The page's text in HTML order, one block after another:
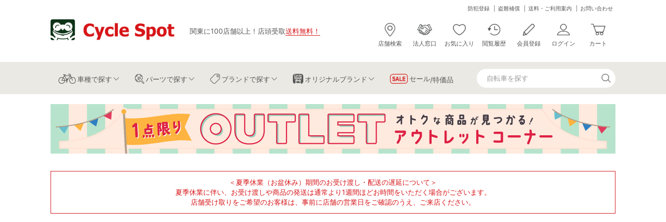
関東に100店舗以上 ！ 店頭受取送料無料 ！
防犯登録 盗難補償 送料・ご利用案内 お問い合わせ
店舗検索 法人窓口 お気に入り 閲覧履歴 会員登録 ログイン カート
車種で探す パーツで探す ブランドで探す オリジナルブランド セール/特価品
＜夏季休業（お盆休み）期間のお受け渡し・配送の遅延について＞
夏季休業に伴い、お受け渡しや商品の発送は通常より1週間ほどお時間をいただく場合がございます。
店舗受け取りをご希望のお客様は、事前に店舗の営業日をご確認のうえ、ご来店ください。